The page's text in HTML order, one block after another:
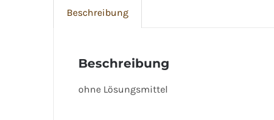
Beschreibung
Beschreibung
ohne Lösungsmittel